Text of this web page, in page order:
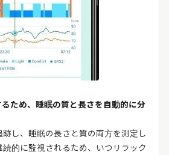
ため、睡眠の質と長さを自動的に分
し、睡眠の長さと質の両方を測定し
的に監視されるため、いつリラック